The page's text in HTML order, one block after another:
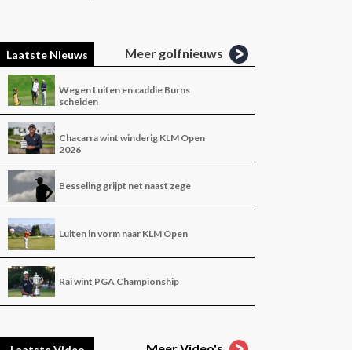
Laatste Nieuws Meer golfnieuws
Wegen Luiten en caddie Burns
scheiden
Chacarra wint winderig KLM Open
2026
Besseling grijpt net naast zege
Luiten in vorm naar KLM Open
Rai wint PGA Championship